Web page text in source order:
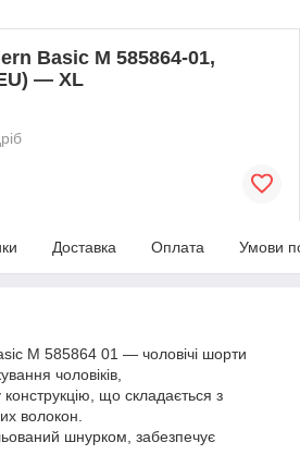
Basic M 585864-01,
— XL
Доставка Оплата Умови
M 585864 01 — чоловічі шорти
чоловіків,
що складається з
волокон.
шнурком, забезпечує